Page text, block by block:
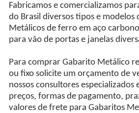
Fabricamos e comercializamos
do Brasil diversos tipos e modelos
Metálicos de ferro em aço
para vão de portas e janelas
Para comprar Gabarito Metálico
ou fixo solicite um orçamento de
nossos consultores especializados
preços, formas de pagamento,
valores de frete para Gabaritos